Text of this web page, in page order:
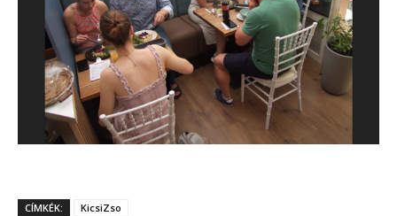
CÍMKÉK: KicsiZso